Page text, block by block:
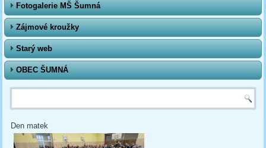
Fotogalerie MŠ Šumná
Zájmové kroužky
Starý web
OBEC ŠUMNÁ
Vyhledávání
Den matek